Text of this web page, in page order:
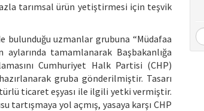
tarımsal ürün yetiştirmesi için teşvik
bulunduğu uzmanlar grubuna “Müdafaa
tamamlanarak Başbakanlığa
Cumhuriyet Halk Partisi (CHP)
gruba gönderilmiştir. Tasarı
ticaret eşyası ile ilgili yetki vermiştir.
tartışmaya yol açmış, yasaya karşı CHP